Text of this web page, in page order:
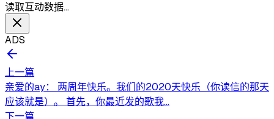
读取互动数据…
ADS
上一篇
亲爱的ay： 两周年快乐。我们的2020天快乐（你读信的那天
应该就是）。 首先，你最近发的歌我...
下一篇